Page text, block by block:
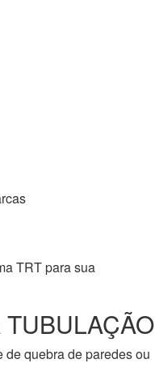
TRT para sua
quebra de paredes ou